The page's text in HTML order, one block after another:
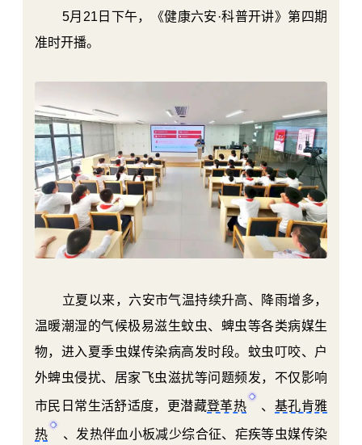
5月21日下午，《健康六安·科普开讲》第四期
准时开播。
立夏以来，六安市气温持续升高、降雨增多，
温暖潮湿的气候极易滋生蚊虫、蜱虫等各类病媒生
物，进入夏季虫媒传染病高发时段。蚊虫叮咬、户
外蜱虫侵扰、居家飞虫滋扰等问题频发，不仅影响
市民日常生活舒适度，更潜藏登革热 、 基孔肯雅
热 、发热伴血小板减少综合征、疟疾等虫媒传染